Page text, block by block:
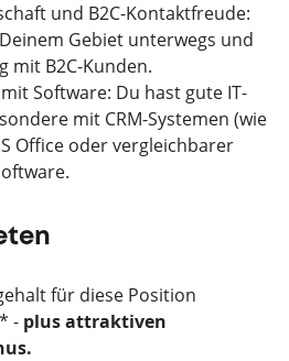
und B2C-Kontaktfreude:
Gebiet unterwegs und
mit B2C-Kunden.
Software: Du hast gute IT-
mit CRM-Systemen (wie
Office oder vergleichbarer
für diese Position
- plus attraktiven